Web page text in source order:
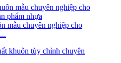
mẫu chuyên nghiệp cho